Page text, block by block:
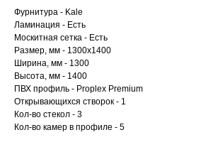
Фурнитура - Kale
Ламинация - Есть
Москитная сетка - Есть
Размер, мм - 1300х1400
Ширина, мм - 1300
Высота, мм - 1400
ПВХ профиль - Proplex Premium
Открывающихся створок - 1
Кол-во стекол - 3
Кол-во камер в профиле - 5